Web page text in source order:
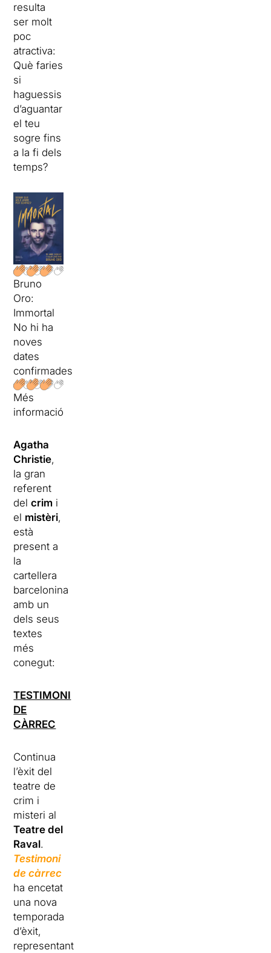
resulta
ser molt
poc
atractiva:
Què faries
si
haguessis
d’aguantar
el teu
sogre fins
a la fi dels
temps?
Bruno
Oro:
Immortal
No hi ha
noves
dates
confirmades
Més
informació
Agatha
Christie,
la gran
referent
delcrim i
el mistèri,
està
present a
la
cartellera
barcelonina
amb un
dels seus
textes
més
conegut:
TESTIMONI
DE
CÀRREC
Continua
l’èxit del
teatre de
crim i
misteri al
Teatre del
Raval.
Testimoni
de càrrec
ha encetat
una nova
temporada
d’èxit,
representant